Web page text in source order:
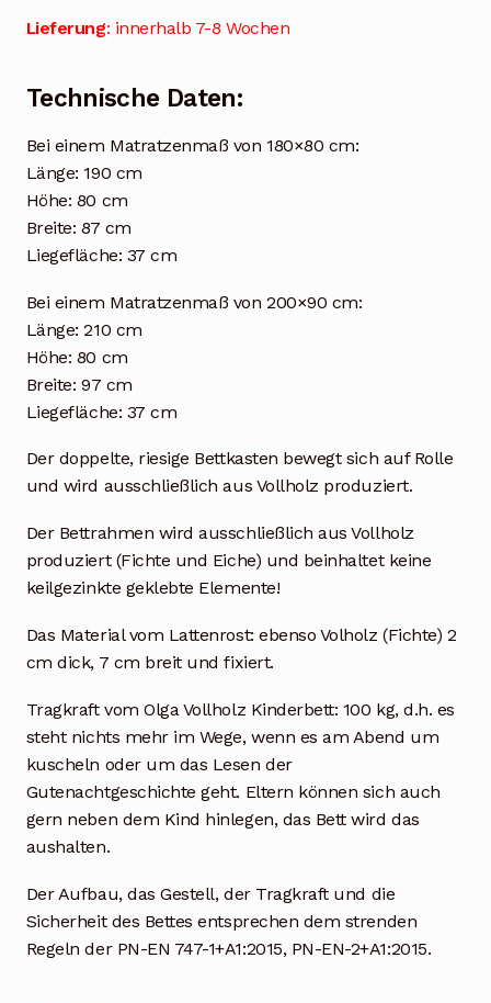
Lieferung: innerhalb 7-8 Wochen
Technische Daten:
Bei einem Matratzenmaß von 180×80 cm:
Länge: 190 cm
Höhe: 80 cm
Breite: 87 cm
Liegefläche: 37 cm
Bei einem Matratzenmaß von 200×90 cm:
Länge: 210 cm
Höhe: 80 cm
Breite: 97 cm
Liegefläche: 37 cm
Der doppelte, riesige Bettkasten bewegt sich auf Rolle
und wird ausschließlich aus Vollholz produziert.
Der Bettrahmen wird ausschließlich aus Vollholz
produziert (Fichte und Eiche) und beinhaltet keine
keilgezinkte geklebte Elemente!
Das Material vom Lattenrost: ebenso Volholz (Fichte) 2
cm dick, 7 cm breit und fixiert.
Tragkraft vom Olga Vollholz Kinderbett: 100 kg, d.h. es
steht nichts mehr im Wege, wenn es am Abend um
kuscheln oder um das Lesen der
Gutenachtgeschichte geht. Eltern können sich auch
gern neben dem Kind hinlegen, das Bett wird das
aushalten.
Der Aufbau, das Gestell, der Tragkraft und die
Sicherheit des Bettes entsprechen dem strenden
Regeln der PN-EN 747-1+A1:2015, PN-EN-2+A1:2015.